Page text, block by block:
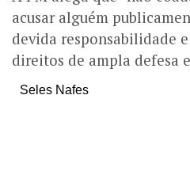
acusar alguém
devida responsabilidade
direitos de ampla defesa
Seles Nafes